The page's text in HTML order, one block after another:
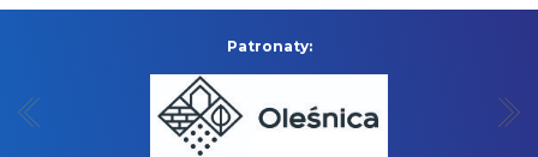
Patronaty: